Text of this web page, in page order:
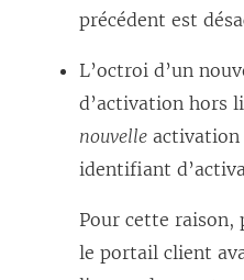
précédent est
L’octroi d’un
d’activation hors
nouvelle activation
identifiant
Pour cette raison,
le portail client